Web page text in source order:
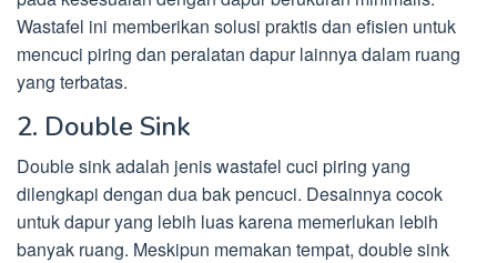
Wastafel ini memberikan solusi praktis dan efisien untuk
mencuci piring dan peralatan dapur lainnya dalam ruang
yang terbatas.
2. Double Sink
Double sink adalah jenis wastafel cuci piring yang
dilengkapi dengan dua bak pencuci. Desainnya cocok
untuk dapur yang lebih luas karena memerlukan lebih
banyak ruang. Meskipun memakan tempat, double sink